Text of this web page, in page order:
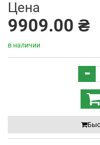
Цена
9909.00 ₴
в наличии